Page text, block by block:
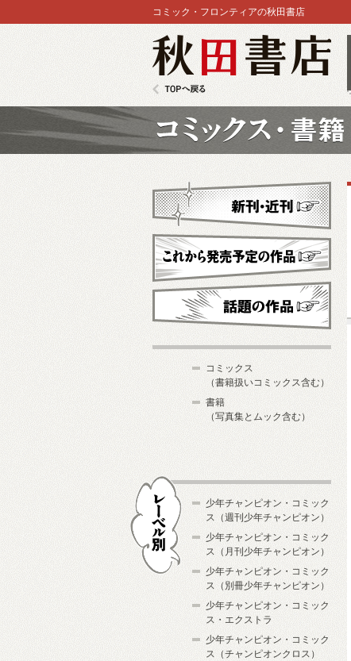
コミック・フロンティアの秋田書店
新刊・近刊
これから発売予定
コミックス
（書籍扱いコミックス含む）
書籍
（写真集とムック含む）
少年チャンピオン・コミック
ス（週刊少年チャンピオン）
少年チャンピオン・コミック
ス（月刊少年チャンピオン）
少年チャンピオン・コミック
ス（別冊少年チャンピオン）
少年チャンピオン・コミック
ス・エクストラ
少年チャンピオン・コミック
ス（チャンピオンクロス）